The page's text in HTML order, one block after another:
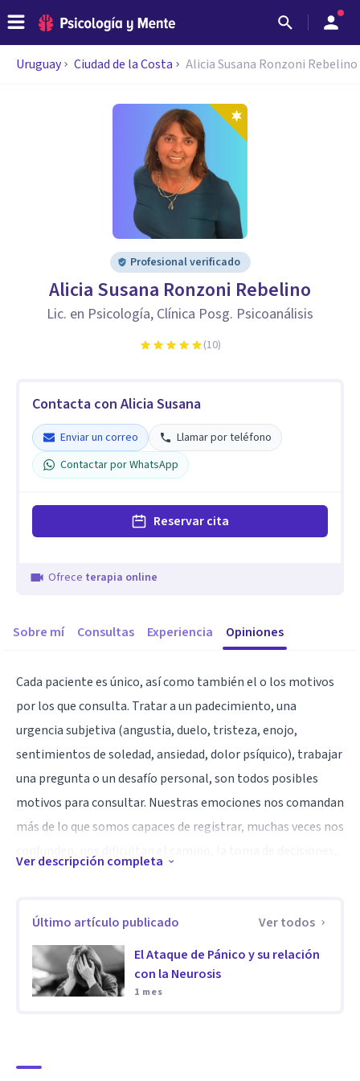
Uruguay Ciudad de la Costa Alicia Susana Ronzoni Rebelino
Profesional verificado
Alicia Susana Ronzoni Rebelino
Lic. en Psicología, Clínica Posg. Psicoanálisis
(10)
Contacta con Alicia Susana
Enviar un correo
Llamar por teléfono
Contactar por WhatsApp
Reservar cita
Ofrece terapia online
Sobre mí Consultas Experiencia Opiniones
Cada paciente es único, así como también el o los motivos
por los que consulta. Tratar a un padecimiento, una
urgencia subjetiva (angustia, duelo, tristeza, enojo,
sentimientos de soledad, ansiedad, dolor psíquico), trabajar
una pregunta o un desafío personal, son todos posibles
motivos para consultar. Nuestras emociones nos comandan
más de lo que somos capaces de registrar, muchas veces nos
síntomas que hasta el momento no interferían con nuestra
vida cotidiana, pero, no obstante, estaban gestándose en
nuestro interior. No esperes a que tu cuerpo hable
enfermándose. . Gestionar las emociones es salud mental y
Especialidad
Ver descripción completa
Último artículo publicado
Ver todos
El Ataque de Pánico y su relación
con la Neurosis
1 mes